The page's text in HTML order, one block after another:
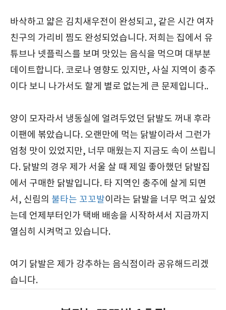
바삭하고 얇은 김치새우전이 완성되고, 같은 시간 여자
친구의 가리비 찜도 완성되었습니다. 저희는 집에서 유
튜브나 넷플릭스를 보며 맛있는 음식을 먹으며 대부분
데이트합니다. 코로나 영향도 있지만, 사실 지역이 충주
이다 보니 나가서도 할게 별로 없는게 큰 문제입니다..
양이 모자라서 냉동실에 얼려두었던 닭발도 꺼내 후라
이팬에 볶았습니다. 오랜만에 먹는 닭발이라서 그런가
엄청 맛이 있었지만, 너무 매웠는지 지금도 속이 쓰립니
다. 닭발의 경우 제가 서울 살 때 제일 좋아했던 닭발집
에서 구매한 닭발입니다. 타 지역인 충주에 살게 되면
서, 신림의 불타는 꼬꼬발이라는 닭발을 너무 먹고 싶었
는데 언제부터인가 택배 배송을 시작하셔서 지금까지
열심히 시켜먹고 있습니다.
여기 닭발은 제가 강추하는 음식점이라 공유해드리겠
습니다.